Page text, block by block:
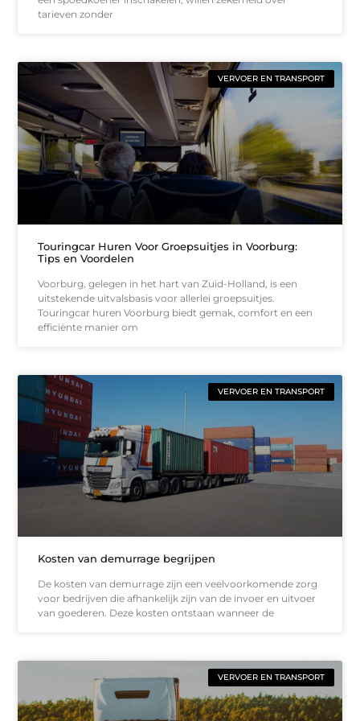
tarieven zonder
VERVOER EN TRANSPORT
Touringcar Huren Voor Groepsuitjes in Voorburg:
Tips en Voordelen
Voorburg, gelegen in het hart van Zuid-Holland, is een
uitstekende uitvalsbasis voor allerlei groepsuitjes.
Touringcar huren Voorburg biedt gemak, comfort en een
efficiënte manier om
VERVOER EN TRANSPORT
Kosten van demurrage begrijpen
De kosten van demurrage zijn een veelvoorkomende zorg
voor bedrijven die afhankelijk zijn van de invoer en uitvoer
van goederen. Deze kosten ontstaan wanneer de
VERVOER EN TRANSPORT